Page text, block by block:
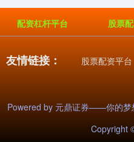
国债指数
配资杠杆平台 股票
友情链接： 股票配资平台
Powered by 元鼎证券——你的梦
Copyright